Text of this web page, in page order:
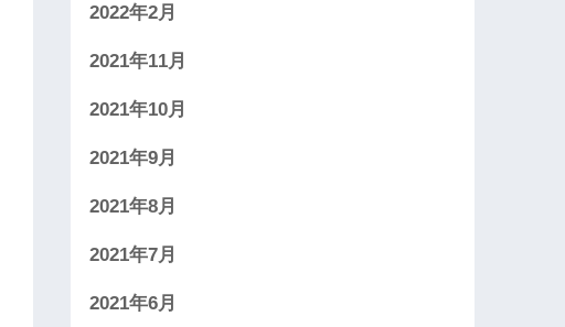
2022年2月
2021年11月
2021年10月
2021年9月
2021年8月
2021年7月
2021年6月